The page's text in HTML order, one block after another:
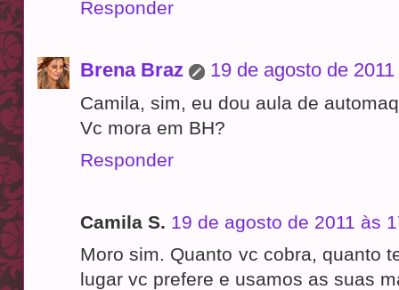
Responder
Brena Braz 19 de agosto de
Camila, sim, eu dou aula de
Vc mora em BH?
Responder
Camila S. 19 de agosto de 2011 às
Moro sim. Quanto vc cobra, quanto
lugar vc prefere e usamos as suas